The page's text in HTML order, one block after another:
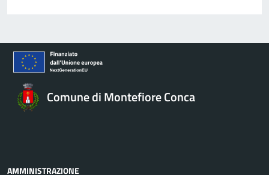
Comune di Montefiore Conca
AMMINISTRAZIONE